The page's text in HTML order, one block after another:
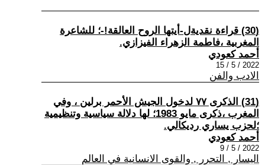
(30) قراءة نقديةل-أيتها الروح العالقة!-؛ للشاعرة
المغربية ،فاطمة الزهراء الفيزازي.
أحمد كعودي
2022 / 5 / 15
الادب والفن
(31) الذكرى ٧٧ لدخول الجيش الأحمر برلين ، وفي
المغرب ،ذكرى مايو 1983؛ لها دلالة سياسية وتنظيمية
؛لحزب يساري رديكالي.
أحمد كعودي
2022 / 5 / 9
اليسار , التحرر , والقوى الانسانية في العالم